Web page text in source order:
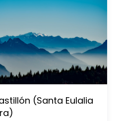
(Santa Eulalia